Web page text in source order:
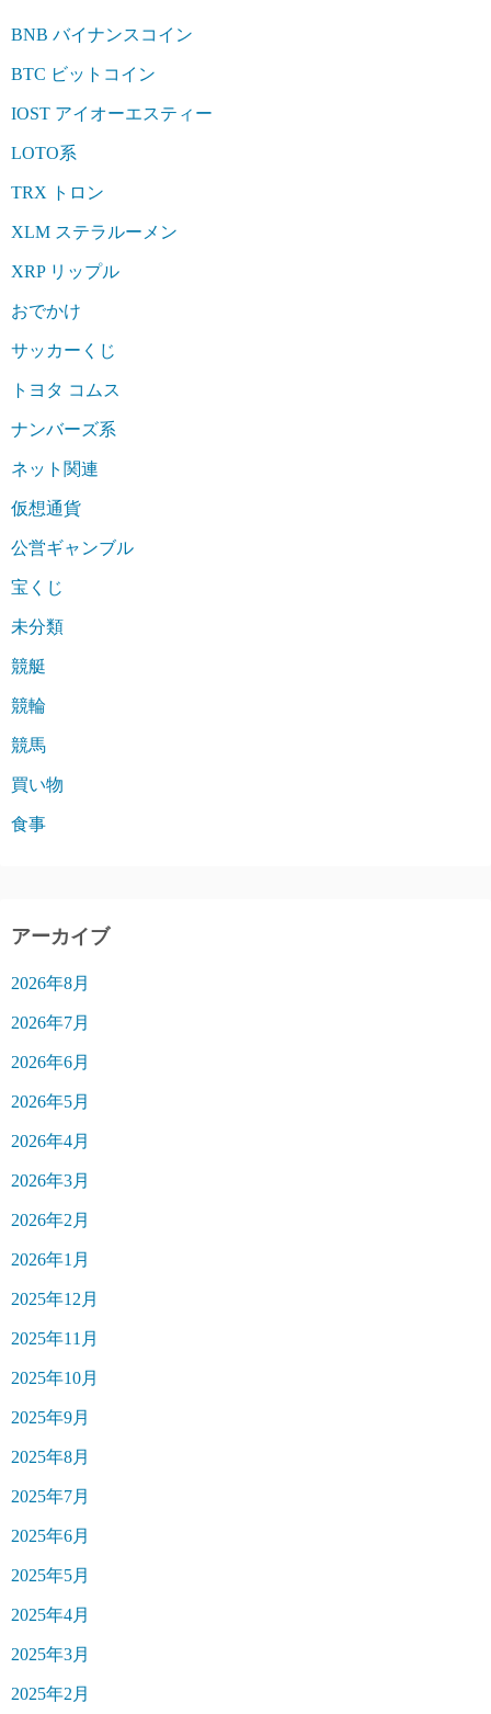
BNB バイナンスコイン
BTC ビットコイン
IOST アイオーエスティー
LOTO系
TRX トロン
XLM ステラルーメン
XRP リップル
おでかけ
サッカーくじ
トヨタ コムス
ナンバーズ系
ネット関連
仮想通貨
公営ギャンブル
宝くじ
未分類
競艇
競輪
競馬
買い物
食事
アーカイブ
2026年8月
2026年7月
2026年6月
2026年5月
2026年4月
2026年3月
2026年2月
2026年1月
2025年12月
2025年11月
2025年10月
2025年9月
2025年8月
2025年7月
2025年6月
2025年5月
2025年4月
2025年3月
2025年2月